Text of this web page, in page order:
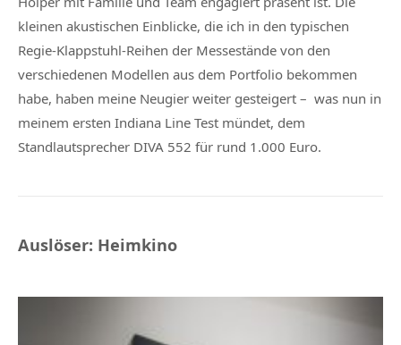
kleinen akustischen Einblicke, die ich in den typischen
Regie-Klappstuhl-Reihen der Messestände von den
verschiedenen Modellen aus dem Portfolio bekommen
habe, haben meine Neugier weiter gesteigert – was nun in
meinem ersten Indiana Line Test mündet, dem
Standlautsprecher DIVA 552 für rund 1.000 Euro.
Auslöser: Heimkino